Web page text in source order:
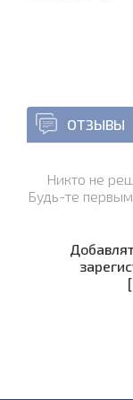
ОТЗЫВЫ
Никто не
Будь-те
[